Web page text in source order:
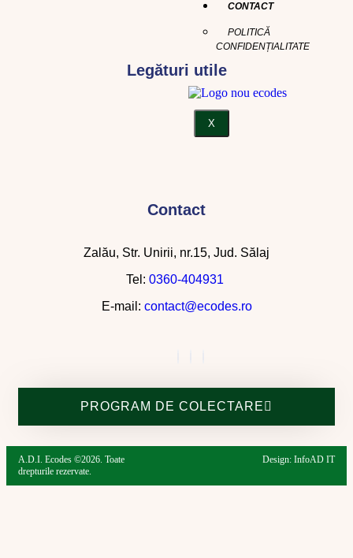
CONTACT
POLITICĂ
CONFIDENȚIALITATE
X
Legături utile
Contact
Zalău, Str. Unirii, nr.15, Jud. Sălaj
Tel: 0360-404931
E-mail: contact@ecodes.ro
PROGRAM DE COLECTARE
A.D.I. Ecodes ©2026. Toate
drepturile rezervate.
Design: InfoAD IT